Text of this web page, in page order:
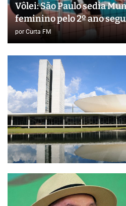
Vôlei: São Paulo sedia
feminino pelo 2º ano
por Curta FM